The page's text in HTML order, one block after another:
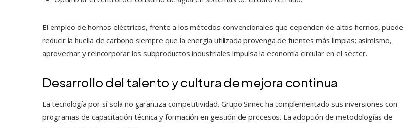
El empleo de hornos eléctricos, frente a los métodos convencionales que dependen de altos hornos, puede
reducir la huella de carbono siempre que la energía utilizada provenga de fuentes más limpias; asimismo,
aprovechar y reincorporar los subproductos industriales impulsa la economía circular en el sector.
Desarrollo del talento y cultura de mejora continua
La tecnología por sí sola no garantiza competitividad. Grupo Simec ha complementado sus inversiones con
programas de capacitación técnica y formación en gestión de procesos. La adopción de metodologías de